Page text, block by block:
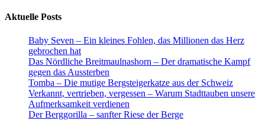
Aktuelle Posts
Baby Seven – Ein kleines Fohlen, das Millionen das Herz
gebrochen hat
Das Nördliche Breitmaulnashorn – Der dramatische Kampf
gegen das Aussterben
Tomba – Die mutige Bergsteigerkatze aus der Schweiz
Verkannt, vertrieben, vergessen – Warum Stadttauben unsere
Aufmerksamkeit verdienen
Der Berggorilla – sanfter Riese der Berge